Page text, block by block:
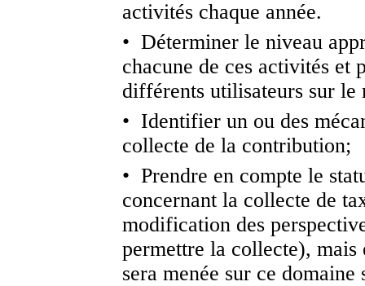
activités chaque année.
• Déterminer le niveau
chacune de ces activités et
différents utilisateurs sur
• Identifier un ou des
collecte de la contribution;
• Prendre en compte le
concernant la collecte de
modification des
permettre la collecte), mais
sera menée sur ce domaine